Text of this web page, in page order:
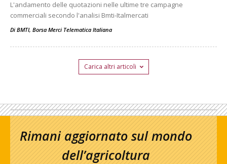
L'andamento delle quotazioni nelle ultime tre campagne
commerciali secondo l'analisi Bmti-Italmercati
Di BMTI, Borsa Merci Telematica Italiana
Carica altri articoli
Rimani aggiornato sul mondo
dell’agricoltura